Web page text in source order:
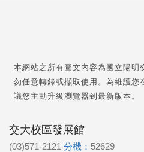
本網站之所有圖文內容為國立陽明
勿任意轉錄或擷取使用。為維護您
議您主動升級瀏覽器到最新版本。
交大校區發展館
(03)571-2121 分機： 52629